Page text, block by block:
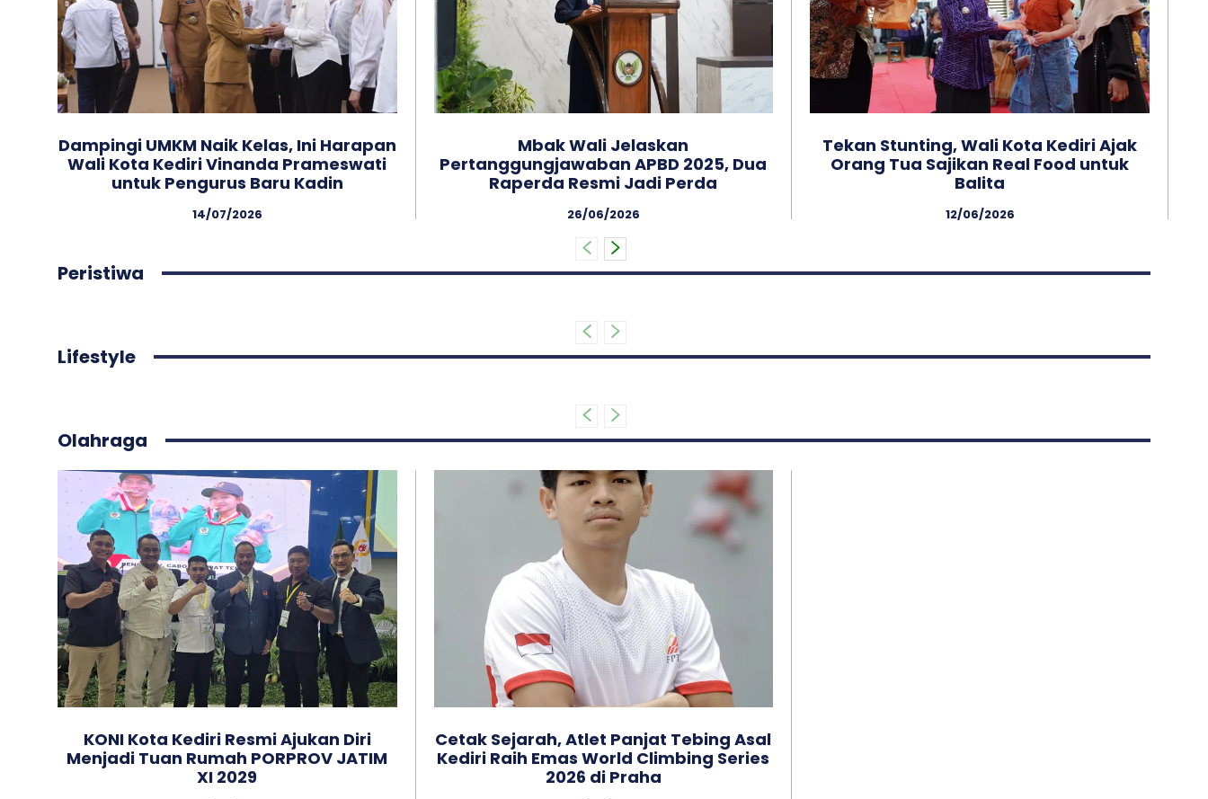
Dampingi UMKM Naik Kelas, Ini Harapan
Wali Kota Kediri Vinanda Prameswati
untuk Pengurus Baru Kadin
14/07/2026
Mbak Wali Jelaskan
Pertanggungjawaban APBD 2025, Dua
Raperda Resmi Jadi Perda
26/06/2026
Tekan Stunting, Wali Kota Kediri Ajak
Orang Tua Sajikan Real Food untuk
Balita
12/06/2026
Peristiwa
Lifestyle
Olahraga
KONI Kota Kediri Resmi Ajukan Diri
Menjadi Tuan Rumah PORPROV JATIM
XI 2029
Cetak Sejarah, Atlet Panjat Tebing Asal
Kediri Raih Emas World Climbing Series
2026 di Praha